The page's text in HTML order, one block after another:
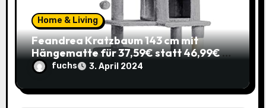
Home & Living
Feandrea Kratzbaum 143 cm mit
Hängematte für 37,59€ statt 46,99€ –
Katzenspaß zum Sparpreis!
fuchs 3. April 2024